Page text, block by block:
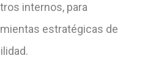
internos, para
estratégicas de